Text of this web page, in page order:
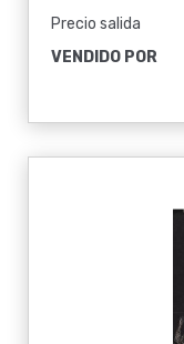
Vara de
Precio salida
VENDIDO POR